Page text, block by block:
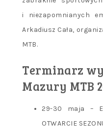
i niezapomnianych
Arkadiusz Cała,
MTB.
Terminarz
Mazury MTB
29-30 maja –
OTWARCIE